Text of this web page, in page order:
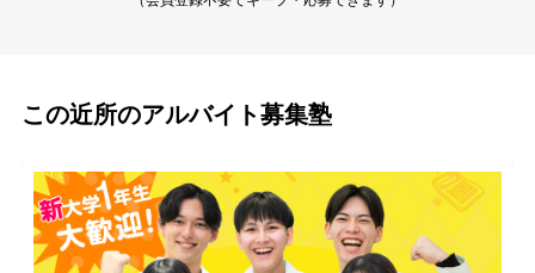
この近所のアルバイト募集塾